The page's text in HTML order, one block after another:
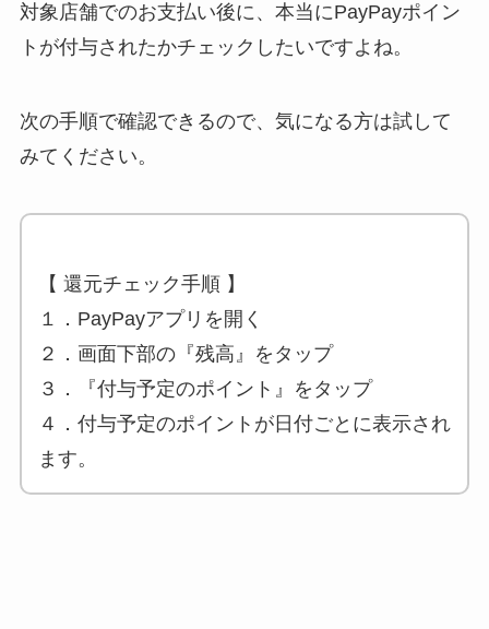
対象店舗でのお支払い後に、本当にPayPayポイン
トが付与されたかチェックしたいですよね。
次の手順で確認できるので、気になる方は試して
みてください。
【 還元チェック手順 】
１．PayPayアプリを開く
２．画面下部の『残高』をタップ
３．『付与予定のポイント』をタップ
４．付与予定のポイントが日付ごとに表示され
ます。